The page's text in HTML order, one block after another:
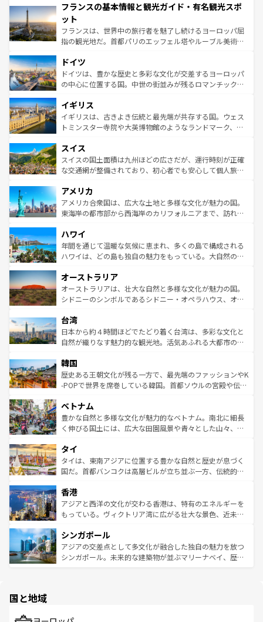
ませてくれるイタリアで、忘れられない旅をしてみよう！
なお、新着のイタリア情報は
しい。
文化が根付くこの国では、情熱的なフラメンコ、熱気あふ
れる闘牛、そして美味しいタパスが生活の一部となってい
る。首都マドリードの洗練された雰囲気や、バルセロナの
アートに溢れた街角から、地方では古代ローマ遺跡や中世
せる。地方によって風土や気候が異なるスペインはその個
性で訪れる人を魅了する。 なお、新着のスペイン情報は コ
ンテンツ一覧を参照してほしい。
フランスの基本情報と観光ガイド・有名観光スポ
ット
フランスは、世界中の旅行者を魅了し続けるヨーロッパ屈
指の観光地だ。首都パリのエッフェル塔やルーブル美術館
で、幅広い魅力が詰まっている。華麗な宮殿、歴史的な大
聖堂、美しいビーチ、そして豊かな自然が、訪れる者を心
から魅了する。また、フランスは美食の国としても知ら
いる。シャンパンの発祥地であるランス、プロヴァンスの
香り高いラベンダー畑など、多彩な楽しみ方が可能だ。さ
らに、パリ以外の地域にも魅力が溢れており、どの街角に
れる地方に足を運ぶとそれぞれで全く異なる文化を体験で
きるだろう。 なお、新着のフランス情報はコンテンツ一覧
を参照してほしい。
ドイツ
ドイツは、豊かな歴史と多彩な文化が交差するヨーロッパ
の中心に位置する国。中世の街並みが残るロマンチック街
顔を持つこの国は、どこを歩いても飽きることがない。ベ
ルリンの文化的活気、バイエルン州のアルプスの絶景、そ
してライン川沿いのワイン畑といった風景は必見。ビール
は、お酒好きな人にはぜひ体験してほしい。 なお、新着の
ドイツ情報はコンテンツ一覧を参照してほしい。
イギリス
イギリスは、古きよき伝統と最先端が共存する国。ウェス
トミンスター寺院や大英博物館のようなランドマーク、歴
リアごとに異なる魅力がある。また、優雅なアフタヌーン
ティー、ビール好きにはたまらない英国パブ、サッカー観
戦など、本場だからこそできる体験も豊富。イギリスを旅
ンツ一覧を参照してほしい。
スイス
スイスの国土面積は九州ほどの広さだが、運行時刻が正確
な交通網が整備されており、初心者でも安心して個人旅行
の建物がそのまま残る町や、スイスならではのユニークな
博物館もあり、アルプス観光だけでなく町歩きも満喫する
ことができる。国民の所得が高いため物価も高いが、旅行
ば市内交通費無料で観光を楽しむこともできる。 なお、新
着のスイス情報はコンテンツ一覧 を参照してほしい。
アメリカ
アメリカ合衆国は、広大な土地と多様な文化が魅力の国。
東海岸の都市部から西海岸のカリフォルニアまで、訪れる
のような巨大都市は、観光、ショッピング、エンターテイ
ンメントが詰まった刺激的なスポットだ。一方、アメリカ
西部には大自然が広がり、グランドキャニオンやイエロー
部のニューオーリンズでは、音楽と美食が融合した独特の
文化が魅力。旅行者はアメリカの各地域で異なる魅力を楽
しみながら、その多様性と豊かな歴史を感じることができ
ならではの贅沢な旅のスタイルだ。 なお、新着のアメリカ
情報はコンテンツ一覧を参照してほしい。
ハワイ
年間を通じて温暖な気候に恵まれ、多くの島で構成される
ハワイは、どの島も独自の魅力をもっている。大自然の神
ワイ島は見逃せない。また、定番の観光地といえばオアフ
島だが、静かな自然を求めるならマウイ島やカウアイ島が
おすすめ。エメラルドグリーンに輝く海をはじめ、豊かな
れるおもてなしの心で訪れる人々を迎えてくれるハワイの
人々、おいしいローカルフードやハワイアンミュージッ
ク、伝統的なフラダンスなど、すべてがハワイの魅力を彩
ワイを、存分に味わってほしい。 なお、新着のハワイ情報
はコンテンツ一覧を参照してほしい。
オーストラリア
オーストラリアは、壮大な自然と多様な文化が魅力の国。
シドニーのシンボルであるシドニー・オペラハウス、オー
リアリーフや大陸中央部にそびえるウルル（エアーズロッ
ク）、タスマニアの美しい原生林やケアンズの熱帯雨林な
ど、見どころがたくさん。また、カフェやワイン、オージ
いる。アクティビティも充実しており、サーフィンやダイ
ビング、ハイキングなど、アウトドア好きにはたまらな
い。オーストラリアの多彩な魅力を存分に味わいつくそ
参照してほしい。
台湾
日本から約４時間ほどでたどり着く台湾は、多彩な文化と
自然が織りなす魅力的な観光地。活気あふれる大都市の台
ン）、静ひつな山岳地帯である台湾東部など、都市の喧騒
と山間の静けさが共存しており、訪れる人に新しい発見と
驚きをもたらしてくれる。また、奥深い台湾の食文化も魅
容にもいいと評判のスイーツなど、バラエティ豊かな料理
が味わえる。 なお、新着の台湾情報は コンテンツ一覧を参
照してほしい。
韓国
歴史ある王朝文化が残る一方で、最先端のファッションやK
-POPで世界を席巻している韓国。首都ソウルの宮殿や伝統
き、地方に足を延ばせば四季折々の自然美を楽しむことが
できる。そして、キムチや焼肉、絶品のストリートフード
まで、さまざまな韓国料理が待っている。夜には、韓国な
リティに包まれながら、韓国の多彩な魅力を心ゆくまで味
わってみてほしい。 なお、新着の韓国情報はコンテンツ一
覧を参照してほしい。
ベトナム
豊かな自然と多様な文化が魅力的なベトナム。南北に細長
く伸びる国土には、広大な田園風景や青々とした山々、世
急速な発展と共に伝統が息づく。ハノイの古い町並みやホ
ーチミン市のフランス統治時代の建物も、独特の雰囲気を
醸し出している。また、バラエティの豊かさとおいしさで
とつ。フォーやバインミー、ベトナムコーヒーなどは、ぜ
ひ現地で味わいたい。どの地域を訪れてもあたたかい人々
が旅行者を迎えてくれるので、きっと忘れられない旅にな
参照してほしい。
タイ
タイは、東南アジアに位置する豊かな自然と歴史が息づく
国だ。首都バンコクは高層ビルが立ち並ぶ一方、伝統的な
の活気が交差している。北部ではチェンマイなどの山岳地
帯で自然と触れ合い、南部ではプーケットやクラビの美し
いビーチでリゾート気分を楽しむことができる。タイ料理
激する。気候は一年中温暖で、どの季節にも異なる楽しみ
が待っている。親しみやすいタイの人々、仏教を中心とし
た文化、そして多様な観光資源が、訪れる旅人を魅了し続
香港
アジアと西洋の文化が交わる香港は、特有のエネルギーを
もっている。ヴィクトリア湾に広がる壮大な景色、近未来
み、どこを訪れても感動するはず。観光スポットが密集し
ており、効率よく見どころを回れるのも魅力。息をのむよ
うな絶景から文化的な体験まで、香港を存分に楽しみ尽く
シンガポール
アジアの交差点として多文化が融合した独自の魅力を放つ
シンガポール。未来的な建築物が並ぶマリーナベイ、歴史
国と地域